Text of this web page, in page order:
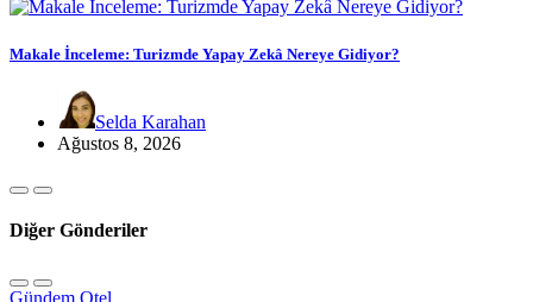
Makale İnceleme: Turizmde Yapay Zekâ Nereye Gidiyor?
Selda Karahan
Ağustos 8, 2026
Diğer Gönderiler